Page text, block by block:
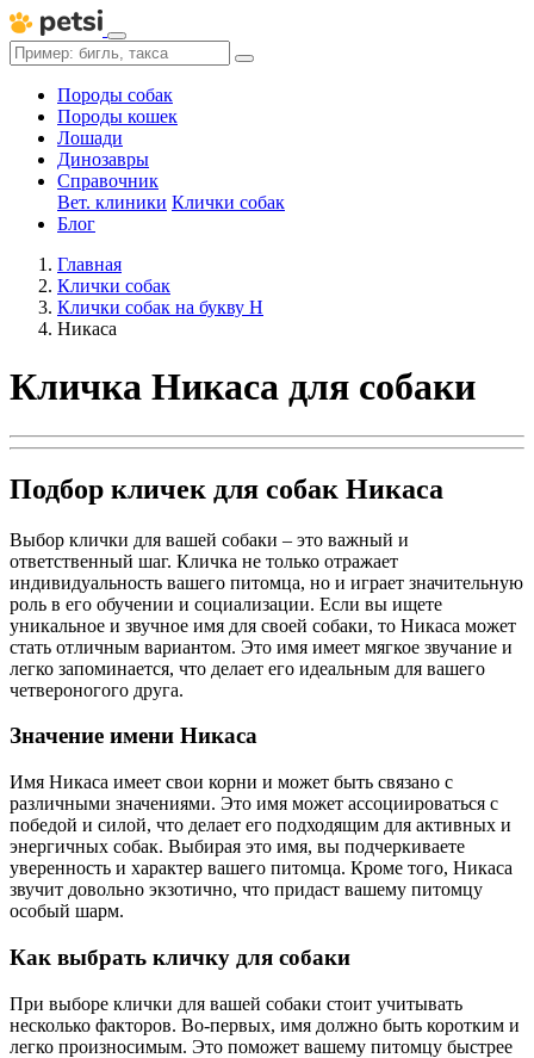
Породы собак
Породы кошек
Лошади
Динозавры
Справочник
Вет. клиники Клички собак
Блог
Главная
Клички собак
Клички собак на букву Н
Никаса
Кличка Никаса для собаки
Подбор кличек для собак Никаса
Выбор клички для вашей собаки – это важный и
ответственный шаг. Кличка не только отражает
индивидуальность вашего питомца, но и играет значительную
роль в его обучении и социализации. Если вы ищете
уникальное и звучное имя для своей собаки, то Никаса может
стать отличным вариантом. Это имя имеет мягкое звучание и
легко запоминается, что делает его идеальным для вашего
четвероногого друга.
Значение имени Никаса
Имя Никаса имеет свои корни и может быть связано с
различными значениями. Это имя может ассоциироваться с
победой и силой, что делает его подходящим для активных и
энергичных собак. Выбирая это имя, вы подчеркиваете
уверенность и характер вашего питомца. Кроме того, Никаса
звучит довольно экзотично, что придаст вашему питомцу
особый шарм.
Как выбрать кличку для собаки
При выборе клички для вашей собаки стоит учитывать
несколько факторов. Во-первых, имя должно быть коротким и
легко произносимым. Это поможет вашему питомцу быстрее